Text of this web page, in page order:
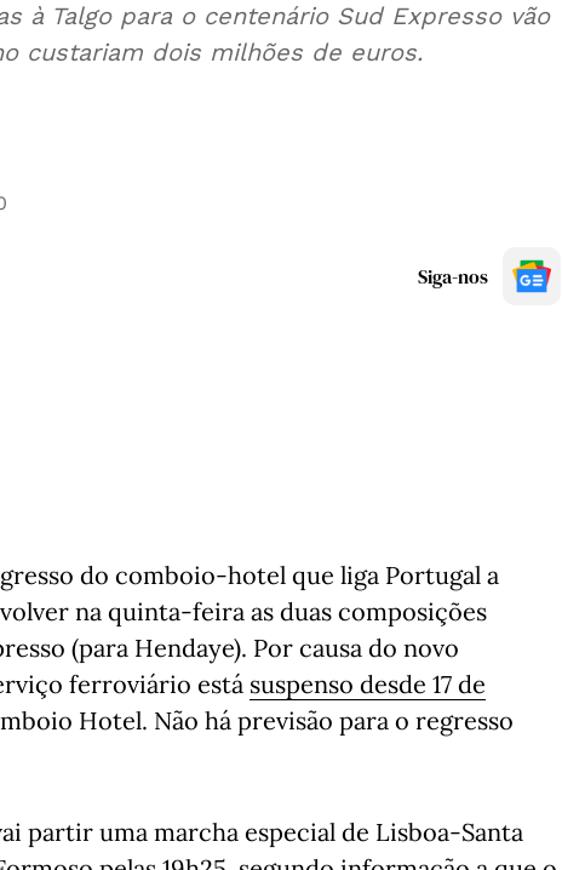
à Talgo para o centenário Sud Expresso vão
custariam dois milhões de euros.
Siga-nos
do comboio-hotel que liga Portugal a
na quinta-feira as duas composições
(para Hendaye). Por causa do novo
ferroviário está suspenso desde 17 de
Hotel. Não há previsão para o regresso
partir uma marcha especial de Lisboa-Santa